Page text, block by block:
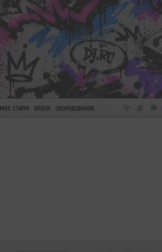
МУЗ. СТИЛИ БЛОГИ ОБОРУДОВАНИЕ